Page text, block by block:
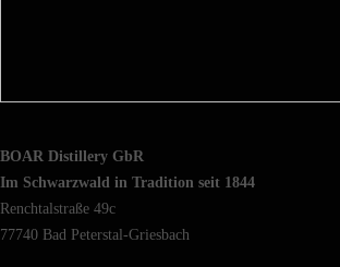
BOAR Distillery GbR
Im Schwarzwald in Tradition seit 1844
Renchtalstraße 49c
77740 Bad Peterstal-Griesbach